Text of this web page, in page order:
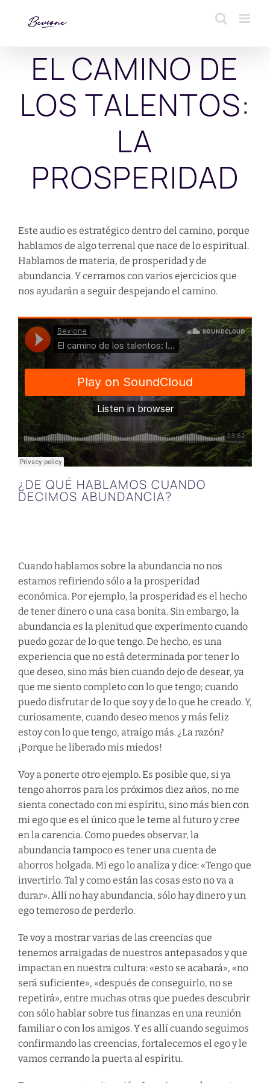
EL CAMINO DE
LOS TALENTOS:
LA
PROSPERIDAD
Este audio es estratégico dentro del camino, porque
hablamos de algo terrenal que nace de lo espiritual.
Hablamos de materia, de prosperidad y de
abundancia. Y cerramos con varios ejercicios que
nos ayudarán a seguir despejando el camino.
¿DE QUÉ HABLAMOS CUANDO
DECIMOS ABUNDANCIA?
Cuando hablamos sobre la abundancia no nos
estamos refiriendo sólo a la prosperidad
económica. Por ejemplo, la prosperidad es el hecho
de tener dinero o una casa bonita. Sin embargo, la
abundancia es la plenitud que experimento cuando
puedo gozar de lo que tengo. De hecho, es una
experiencia que no está determinada por tener lo
que deseo, sino más bien cuando dejo de desear, ya
que me siento completo con lo que tengo; cuando
puedo disfrutar de lo que soy y de lo que he creado. Y,
curiosamente, cuando deseo menos y más feliz
estoy con lo que tengo, atraigo más. ¿La razón?
¡Porque he liberado mis miedos!
Voy a ponerte otro ejemplo. Es posible que, si ya
tengo ahorros para los próximos diez años, no me
sienta conectado con mi espíritu, sino más bien con
mi ego que es el único que le teme al futuro y cree
en la carencia. Como puedes observar, la
abundancia tampoco es tener una cuenta de
ahorros holgada. Mi ego lo analiza y dice: «Tengo que
invertirlo. Tal y como están las cosas esto no va a
durar». Allí no hay abundancia, sólo hay dinero y un
ego temeroso de perderlo.
Te voy a mostrar varias de las creencias que
tenemos arraigadas de nuestros antepasados y que
impactan en nuestra cultura: «esto se acabará», «no
será suficiente», «después de conseguirlo, no se
repetirá», entre muchas otras que puedes descubrir
con sólo hablar sobre tus finanzas en una reunión
familiar o con los amigos. Y es allí cuando seguimos
confirmando las creencias, fortalecemos el ego y le
vamos cerrando la puerta al espíritu.